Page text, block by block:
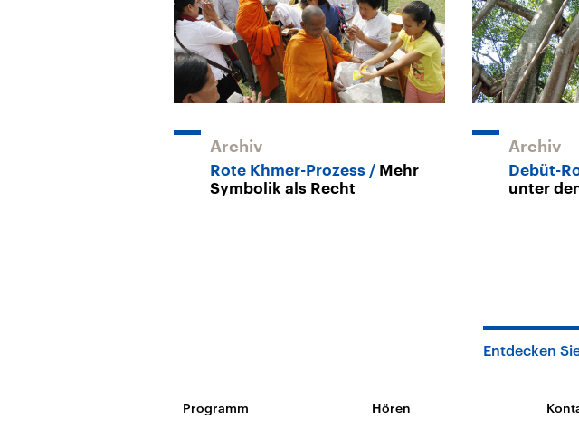
Archiv
Rote Khmer-Prozess
Mehr
Symbolik als Recht
Archiv
Debüt-
unter
Entdecken
Programm Hören